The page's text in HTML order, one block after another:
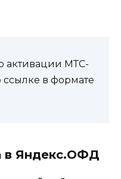
активации МТС-
ссылке в формате
в Яндекс.ОФД